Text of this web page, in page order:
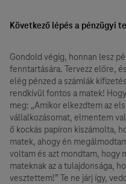
Következő lépés a pénzügyi
Gondold végig, honnan lesz
fenntartására. Tervezz előre,
elég pénzed a számlák
rendkívül fontos a matek!
meg: „Amikor elkezdtem az
vállalkozásomat, elmentem
ő kockás papíron kiszámolta,
matek, ahogy én
voltam és azt mondtam, hogy
mateknak az a tulajdonsága,
vesztettem!” Te ne járj így,